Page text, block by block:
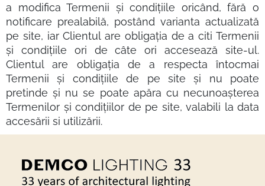
a modifica Termenii și condițiile oricând, fără o
notificare prealabilă, postând varianta actualizată
pe site, iar Clientul are obligația de a citi Termenii
și condițiile ori de câte ori accesează site-ul.
Clientul are obligația de a respecta întocmai
Termenii și condițiile de pe site și nu poate
pretinde și nu se poate apăra cu necunoașterea
Termenilor și condițiilor de pe site, valabili la data
accesării si utilizării.